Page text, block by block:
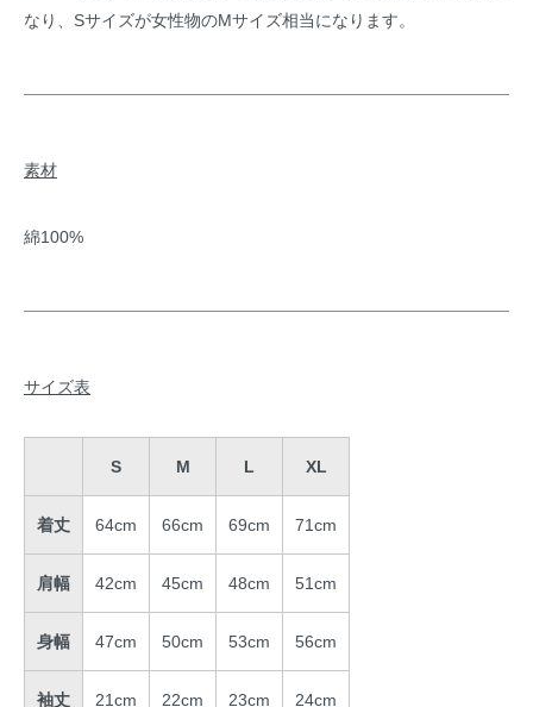
なり、Sサイズが女性物のMサイズ相当になります。
素材
綿100%
サイズ表
S M L XL
着丈 64cm 66cm 69cm 71cm
肩幅 42cm 45cm 48cm 51cm
身幅 47cm 50cm 53cm 56cm
袖丈 21cm 22cm 23cm 24cm